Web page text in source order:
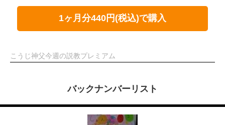
1ヶ月分440円(税込)で購入
こうじ神父今週の説教プレミアム
バックナンバーリスト